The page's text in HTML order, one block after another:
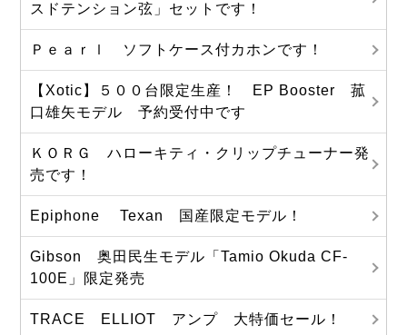
スドテンション弦」セットです！
Ｐｅａｒｌ ソフトケース付カホンです！
【Xotic】５００台限定生産！ EP Booster 菰
口雄矢モデル 予約受付中です
ＫＯＲＧ ハローキティ・クリップチューナー発
売です！
Epiphone Texan 国産限定モデル！
Gibson 奥田民生モデル「Tamio Okuda CF-
100E」限定発売
TRACE ELLIOT アンプ 大特価セール！